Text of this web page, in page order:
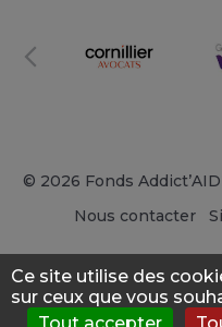
© 2026 Fonds
Nous contacter
Ce site utilise des
sur ceux que vous